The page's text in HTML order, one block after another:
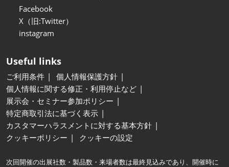
Facebook
X（旧:Twitter）
instagram
Useful links
ご利用条件
個人情報保護方針
個人情報に関する修正・利用停止など
展示会・セミナー参加ポリシー
特定商取引法に基づく表示
カスタマーハラスメントに対する基本方針
クッキーポリシー
クッキーの設定
次回開催の出展社数・製品数・来場者数は最終見込みであり、開催時に